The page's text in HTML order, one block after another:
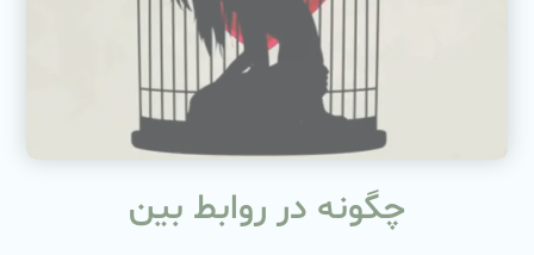
چگونه در روابط بین